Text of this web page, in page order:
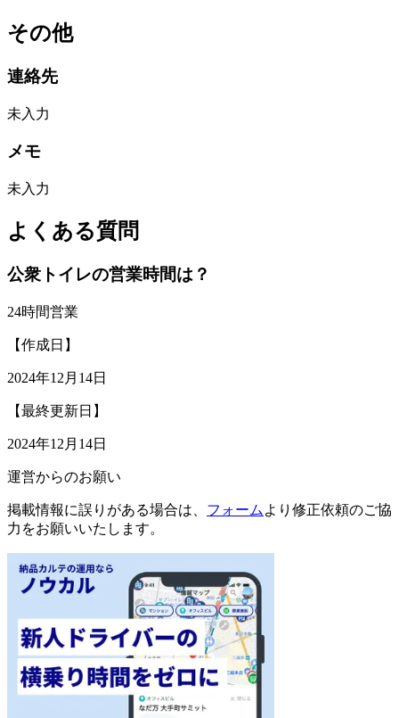
その他
連絡先
未入力
メモ
未入力
よくある質問
公衆トイレの営業時間は？
24時間営業
【作成日】
2024年12月14日
【最終更新日】
2024年12月14日
運営からのお願い
掲載情報に誤りがある場合は、 フォーム より修正依頼のご協
力をお願いいたします。